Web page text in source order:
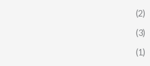
(2)
(3)
(1)